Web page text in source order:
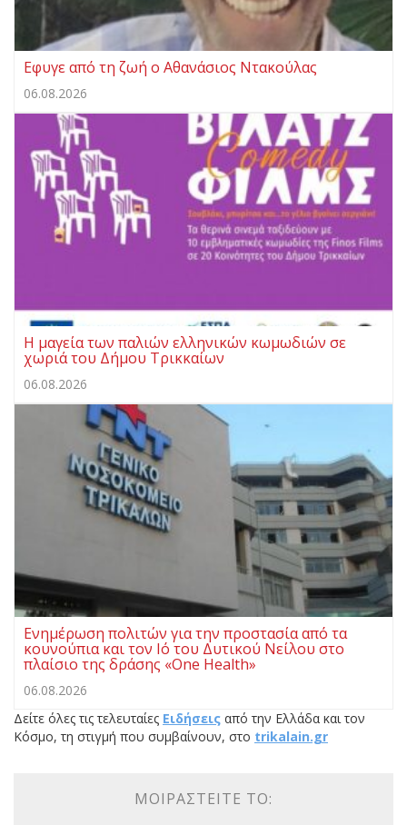
Εφυγε από τη ζωή ο Αθανάσιος Ντακούλας
06.08.2026
Η μαγεία των παλιών ελληνικών κωμωδιών σε
χωριά του Δήμου Τρικκαίων
06.08.2026
Ενημέρωση πολιτών για την προστασία από τα
κουνούπια και τον Ιό του Δυτικού Νείλου στο
πλαίσιο της δράσης «One Health»
06.08.2026
Δείτε όλες τις τελευταίες Ειδήσεις από την Ελλάδα και τον
Κόσμο, τη στιγμή που συμβαίνουν, στο trikalain.gr
ΜΟΙΡΑΣΤΕΊΤΕ ΤΟ: